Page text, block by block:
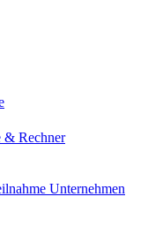
& Rechner
Unternehmen